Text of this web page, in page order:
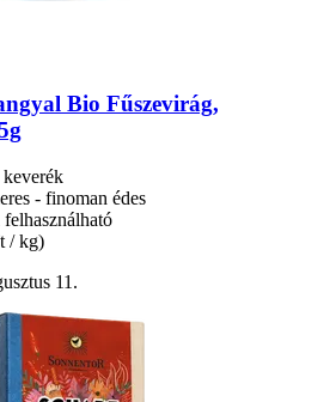
Bio Fűszevirág,
- finoman édes
/ kg)
11.